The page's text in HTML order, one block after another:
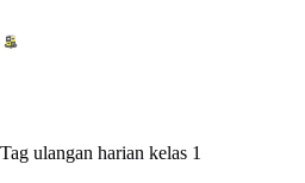
to
content
Tag ulangan harian kelas 1